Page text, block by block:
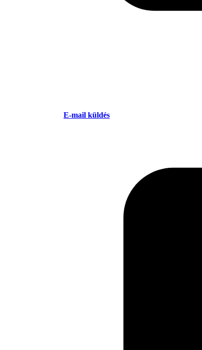
E-mail küldés